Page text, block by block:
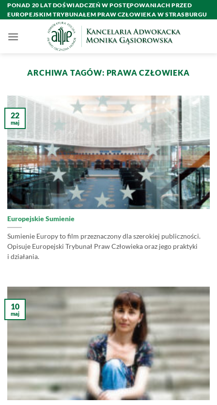
Przewiń
do
PONAD 20 LAT DOŚWIADCZEŃ W POSTĘPOWANIACH PRZED
EUROPEJSKIM TRYBUNAŁEM PRAW CZŁOWIEKA W STRASBURGU
ARCHIWA TAGÓW: PRAWA CZŁOWIEKA
Europejskie Sumienie
Sumienie Europy to film przeznaczony dla szerokiej publiczności.
Opisuje Europejski Trybunał Praw Człowieka oraz jego praktyki
i działania.
22
maj
10
maj